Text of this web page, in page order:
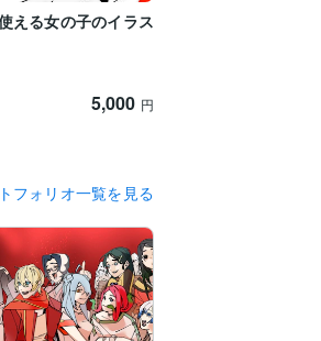
える女の子のイラス
5,000 円
フォリオ一覧を見る